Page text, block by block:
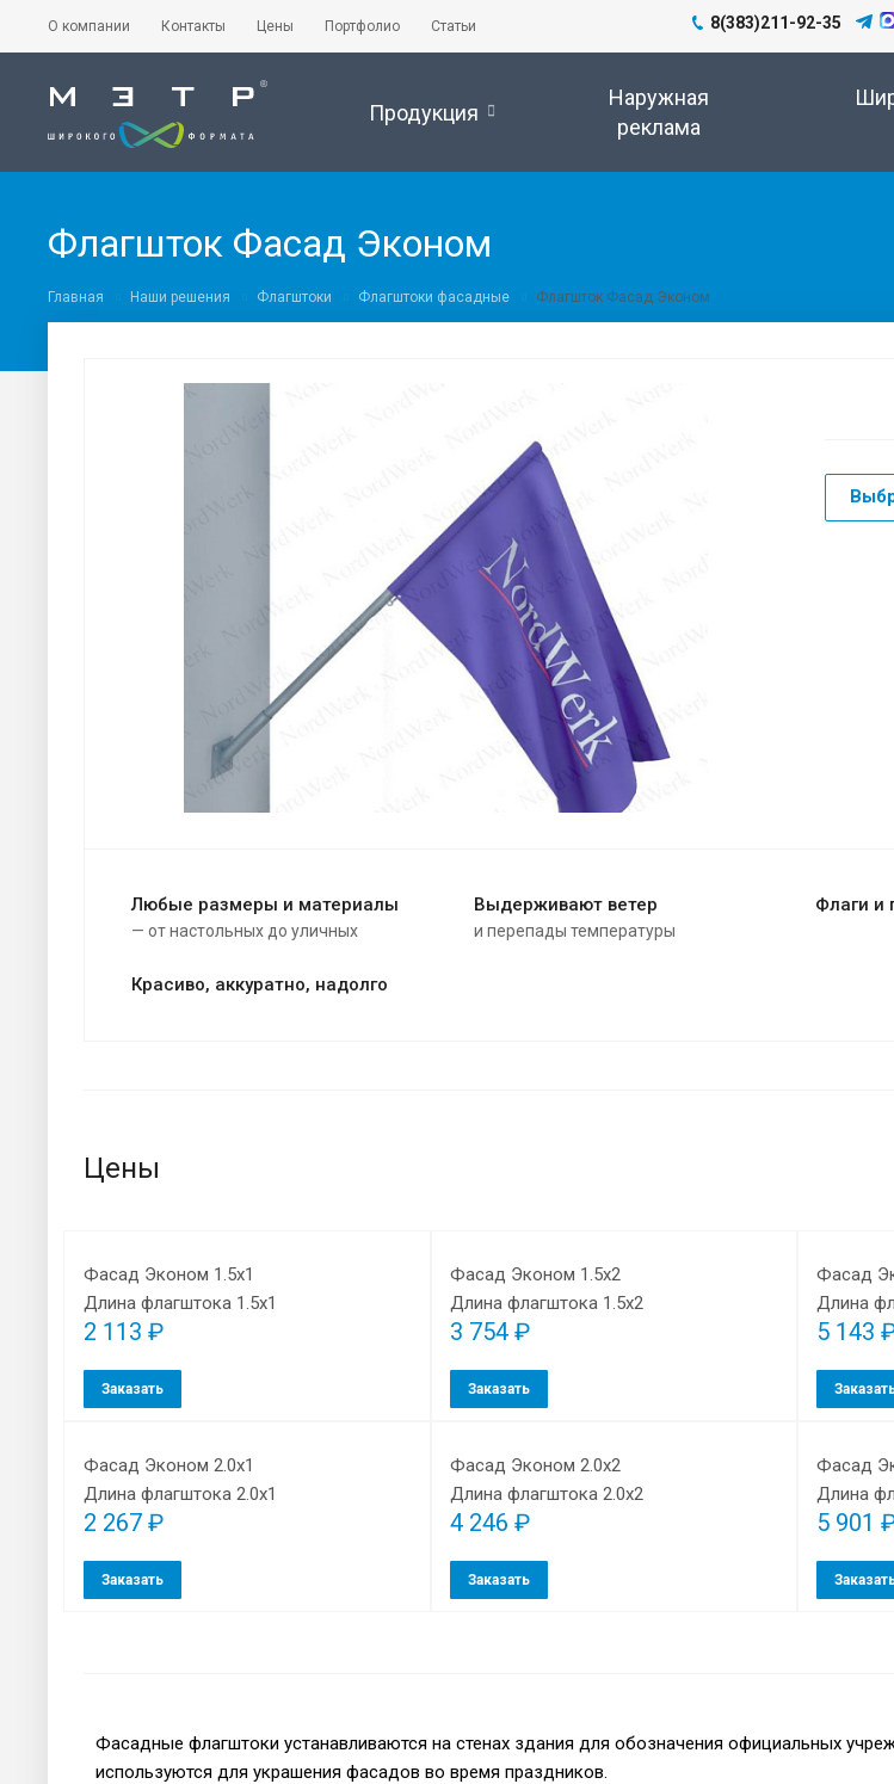
О компании Контакты Цены Портфолио Статьи 8(383)211-92-35
Продукция
Наружная
реклама
Флагшток Фасад Эконом
Главная Наши решения Флагштоки Флагштоки фасадные Флагшток Фасад Эконом
Любые размеры и материалы
— от настольных до уличных
Выдерживают ветер
и перепады температуры
Флаги и
Красиво, аккуратно, надолго
Цены
Фасад Эконом 1.5х1
Длина флагштока 1.5х1
2 113 ₽
Заказать
Фасад Эконом 1.5х2
Длина флагштока 1.5х2
3 754 ₽
Заказать
Фасад
Длина
5 143
Фасад Эконом 2.0х1
Длина флагштока 2.0х1
2 267 ₽
Заказать
Фасад Эконом 2.0х2
Длина флагштока 2.0х2
4 246 ₽
Заказать
Фасад
Длина
5 901
Фасадные флагштоки устанавливаются на стенах здания для обозначения официальных
используются для украшения фасадов во время праздников.